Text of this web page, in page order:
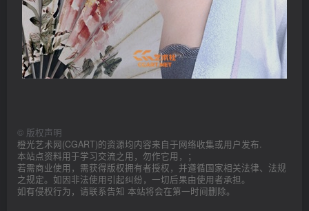
© 版权声明
橙光艺术网(CGART)的资源均内容来自于网络收集或用户发布.
本站点资料用于学习交流之用，勿作它用，；
若需商业使用，需获得版权拥有者授权，并遵循国家相关法律、法规
之规定。如因非法使用引起纠纷，一切后果由使用者承担。
如有侵权行为，请联系告知 本站将会在第一时间删除。